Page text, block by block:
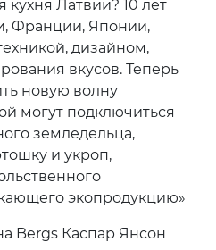
кухня Латвии? 10 лет
Франции, Японии,
дизайном,
вкусов. Теперь
новую волну
могут подключиться
земледельца,
и укроп,
экопродукцию»
Bergs Каспар Янсон